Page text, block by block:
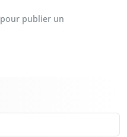
pour publier un